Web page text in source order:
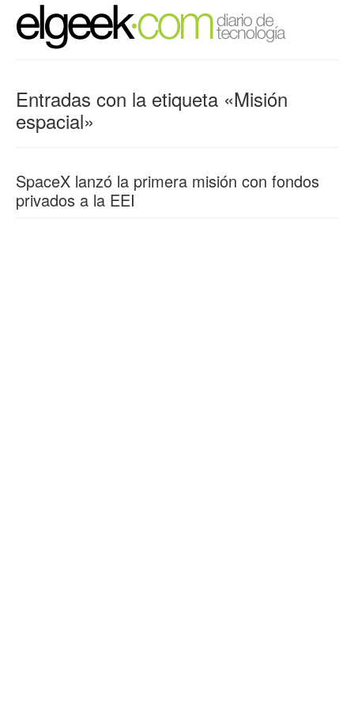
Entradas con la etiqueta «Misión
espacial»
SpaceX lanzó la primera misión con fondos
privados a la EEI